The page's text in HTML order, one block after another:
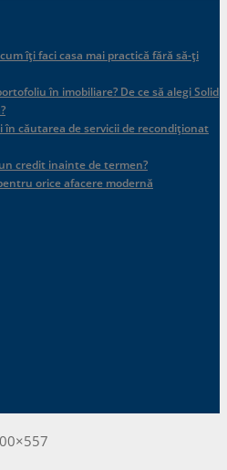
îți faci casa mai practică fără să-ți
în imobiliare? De ce să alegi Solid
în căutarea de servicii de recondiționat
credit inainte de termen?
orice afacere modernă